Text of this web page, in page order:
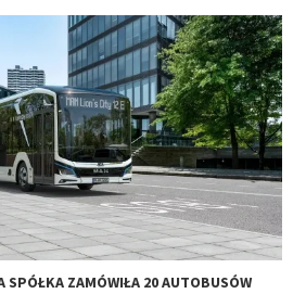
SPÓŁKA ZAMÓWIŁA 20 AUTOBUSÓW